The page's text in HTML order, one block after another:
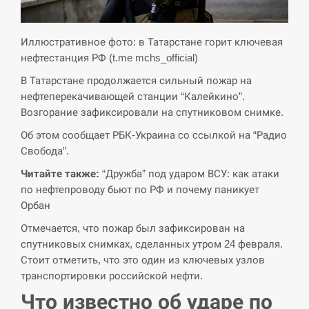
Экс-послу в США Стефанишиной вручили новое
СЕРПЕНЬ
14:40
У Росії розгортається ракетний підрозділ КНДР –
Reuters
СЕРПЕНЬ
14:23
хотя у партнеров они…
СЕРПЕНЬ
14:10
У Румунії затоплять чотири баржі для
збільшення потоку води до…
Иллюстративное фото: в Татарстане горит ключевая
нефтестанция РФ (t.me mchs_official)
В Татарстане продолжается сильный пожар на
нефтеперекачивающей станции “Калейкино”.
Возгорание зафиксировали на спутниковом снимке.
Об этом сообщает РБК-Украина со ссылкой на “Радио
Свобода”.
Читайте также: “Дружба” под ударом ВСУ: как атаки
по нефтепроводу бьют по РФ и почему паникует
Орбан
Отмечается, что пожар был зафиксирован на
спутниковых снимках, сделанных утром 24 февраля.
Стоит отметить, что это один из ключевых узлов
транспортировки российской нефти.
Что известно об ударе по